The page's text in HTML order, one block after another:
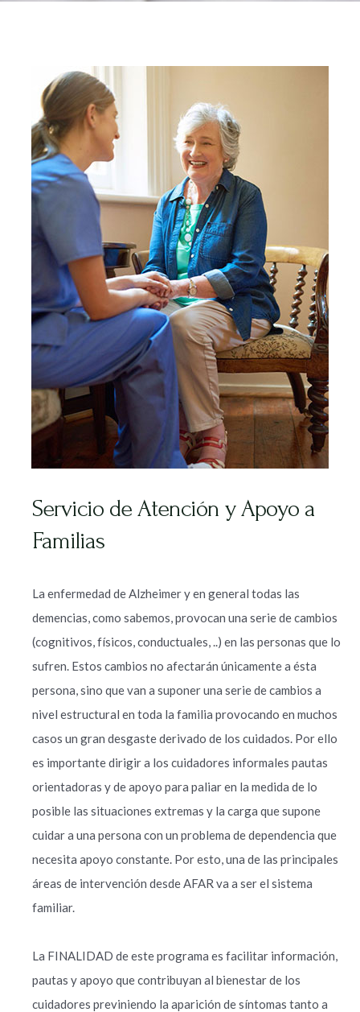
Servicio de Atención y Apoyo a
Familias
La enfermedad de Alzheimer y en general todas las
demencias, como sabemos, provocan una serie de cambios
(cognitivos, físicos, conductuales, ..) en las personas que lo
sufren. Estos cambios no afectarán únicamente a ésta
persona, sino que van a suponer una serie de cambios a
nivel estructural en toda la familia provocando en muchos
casos un gran desgaste derivado de los cuidados. Por ello
es importante dirigir a los cuidadores informales pautas
orientadoras y de apoyo para paliar en la medida de lo
posible las situaciones extremas y la carga que supone
cuidar a una persona con un problema de dependencia que
necesita apoyo constante. Por esto, una de las principales
áreas de intervención desde AFAR va a ser el sistema
familiar.
La FINALIDAD de este programa es facilitar información,
pautas y apoyo que contribuyan al bienestar de los
cuidadores previniendo la aparición de síntomas tanto a